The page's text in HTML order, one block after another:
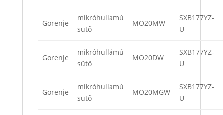
Gorenje
mikróhullámú
sütő
MO20MW
SXB177YZ-
U
Gorenje
mikróhullámú
sütő
MO20DW
SXB177YZ-
U
Gorenje
mikróhullámú
sütő
MO20MGW
SXB177YZ-
U